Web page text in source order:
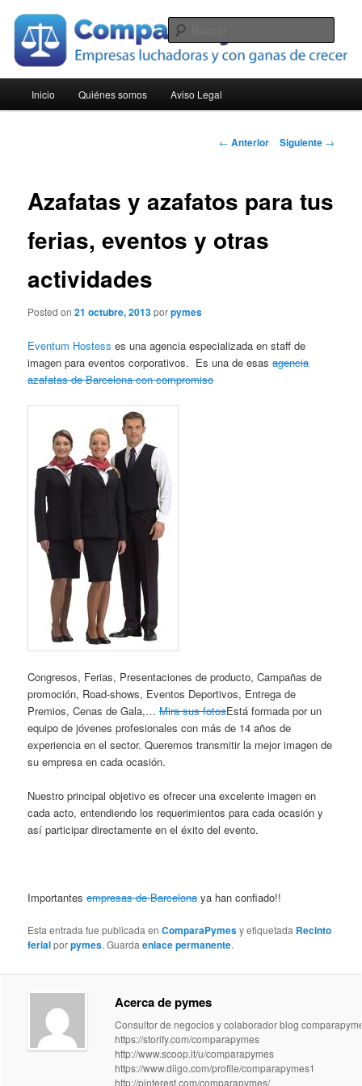
contenido
principalCompara Pymes
principal
Inicio Quiénes somos Aviso Legal
Navegación
← Anterior Siguiente →
Azafatas y azafatos para tus
ferias, eventos y otras
actividades
Posted on21 octubre, 2013porpymes
Eventum Hostess es una agencia especializada en staff de
imagen para eventos corporativos. Es una de esasagencia
azafatas de Barcelona con compromiso
Congresos, Ferias, Presentaciones de producto, Campañas de
promoción, Road-shows, Eventos Deportivos, Entrega de
Premios, Cenas de Gala,…Mira sus fotosEstá formada por un
equipo de jóvenes profesionales con más de 14 años de
experiencia en el sector. Queremos transmitir la mejor imagen de
su empresa en cada ocasión.
Nuestro principal objetivo es ofrecer una excelente imagen en
cada acto, entendiendo los requerimientos para cada ocasión y
así participar directamente en el éxito del evento.
Importantesempresas de Barcelona ya han confiado!!
Esta entrada fue publicada enComparaPymesy etiquetada Recinto
ferialporpymes. Guardaenlace permanente.
Acerca de pymes
Consultor de negocios y colaborador blog
https://storify.com/comparapymes
http://www.scoop.it/u/comparapymes
https://www.diigo.com/profile/comparapymes1
http://pinterest.com/comparapymes/